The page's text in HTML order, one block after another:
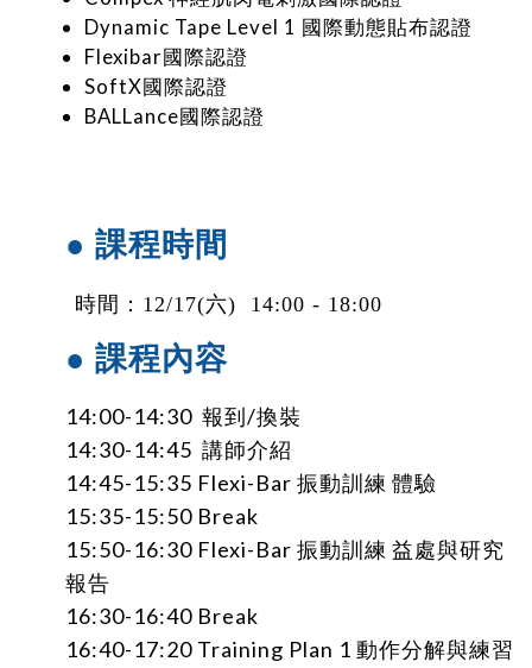
Dynamic Tape Level 1 國際動態貼布認證
Flexibar國際認證
SoftX國際認證
BALLance國際認證
● 課程時間
時間 ：12/17(六) 14:00 - 18:00
● 課程內容
14:00-14:30 報到/換裝
14:30-14:45 講師介紹
14:45-15:35 Flexi-Bar 振動訓練 體驗
15:35-15:50 Break
15:50-16:30 Flexi-Bar 振動訓練 益處與研究
報告
16:30-16:40 Break
16:40-17:20 Training Plan 1 動作分解與練習